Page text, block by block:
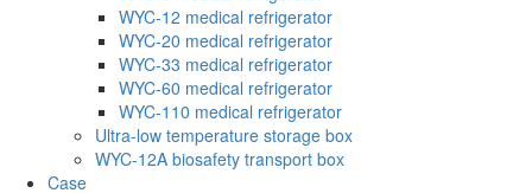
WYC-12 medical refrigerator
WYC-20 medical refrigerator
WYC-33 medical refrigerator
WYC-60 medical refrigerator
WYC-110 medical refrigerator
Ultra-low temperature storage box
WYC-12A biosafety transport box
Case